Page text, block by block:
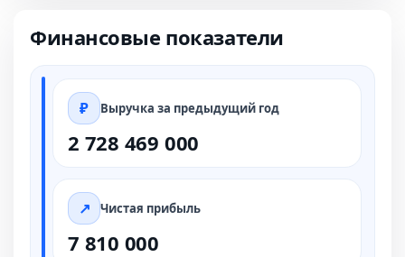
Финансовые показатели
Выручка за предыдущий год
2 728 469 000
Чистая прибыль
7 810 000